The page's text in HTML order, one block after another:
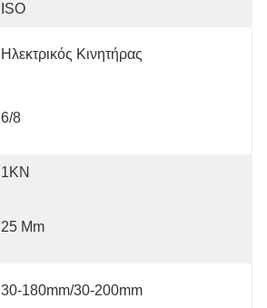
ISO
Ηλεκτρικός Κινητήρας
6/8
1KN
25 Mm
30-180mm/30-200mm